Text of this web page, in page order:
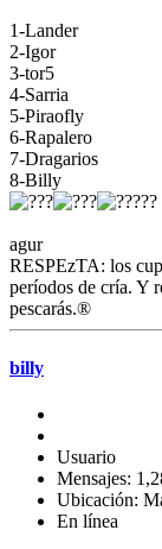
1-Lander
2-Igor
3-tor5
4-Sarria
5-Piraofly
6-Rapalero
7-Dragarios
8-Billy
??
agur
RESPEzTA: los
períodos de cría. Y
pescarás.®
billy
Usuario
Mensajes:
Ubicación:
En línea